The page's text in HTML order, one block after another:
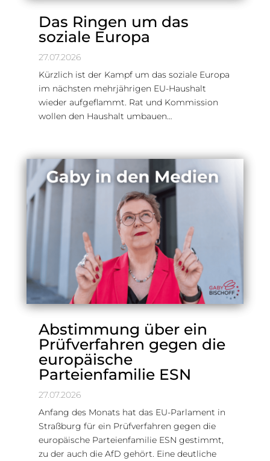
Das Ringen um das
soziale Europa
27.07.2026
Kürzlich ist der Kampf um das soziale Europa
im nächsten mehrjährigen EU-Haushalt
wieder aufgeflammt. Rat und Kommission
wollen den Haushalt umbauen…
Abstimmung über ein
Prüfverfahren gegen die
europäische
Parteienfamilie ESN
27.07.2026
Anfang des Monats hat das EU-Parlament in
Straßburg für ein Prüfverfahren gegen die
europäische Parteienfamilie ESN gestimmt,
zu der auch die AfD gehört. Eine deutliche